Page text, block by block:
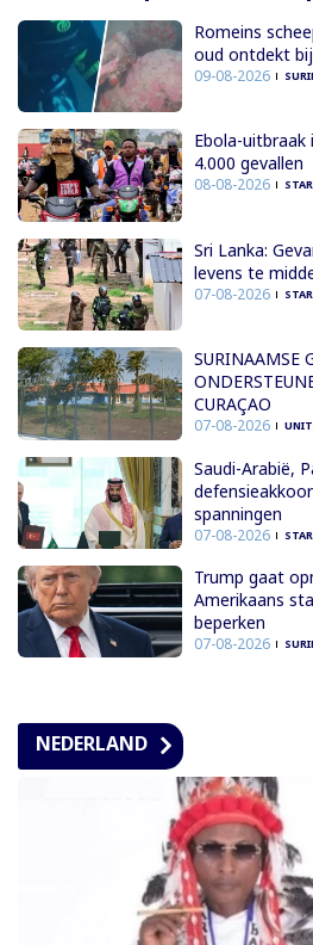
Romeins
oud ontdekt bij
09-08-2026
Ebola-
4.000 gevallen
08-08-2026
Sri Lanka:
levens te
07-08-2026
SURINAAMSE
CURAÇAO
07-08-2026
Saudi-Arabië,
spanningen
07-08-2026
Trump gaat
Amerikaans
beperken
07-08-2026
NEDERLAND